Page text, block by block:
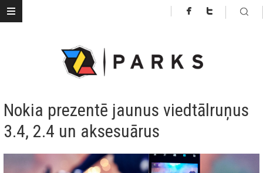
Nokia prezentē jaunus viedtālruņus
3.4, 2.4 un aksesuārus